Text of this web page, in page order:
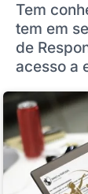
Tem
tem em
de
acesso a